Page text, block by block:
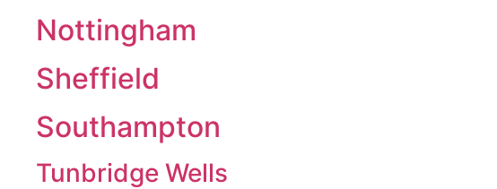
Nottingham
Sheffield
Southampton
Tunbridge Wells